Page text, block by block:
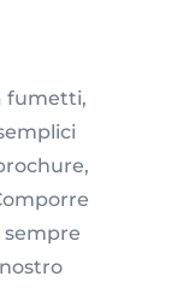
fumetti,
sempre